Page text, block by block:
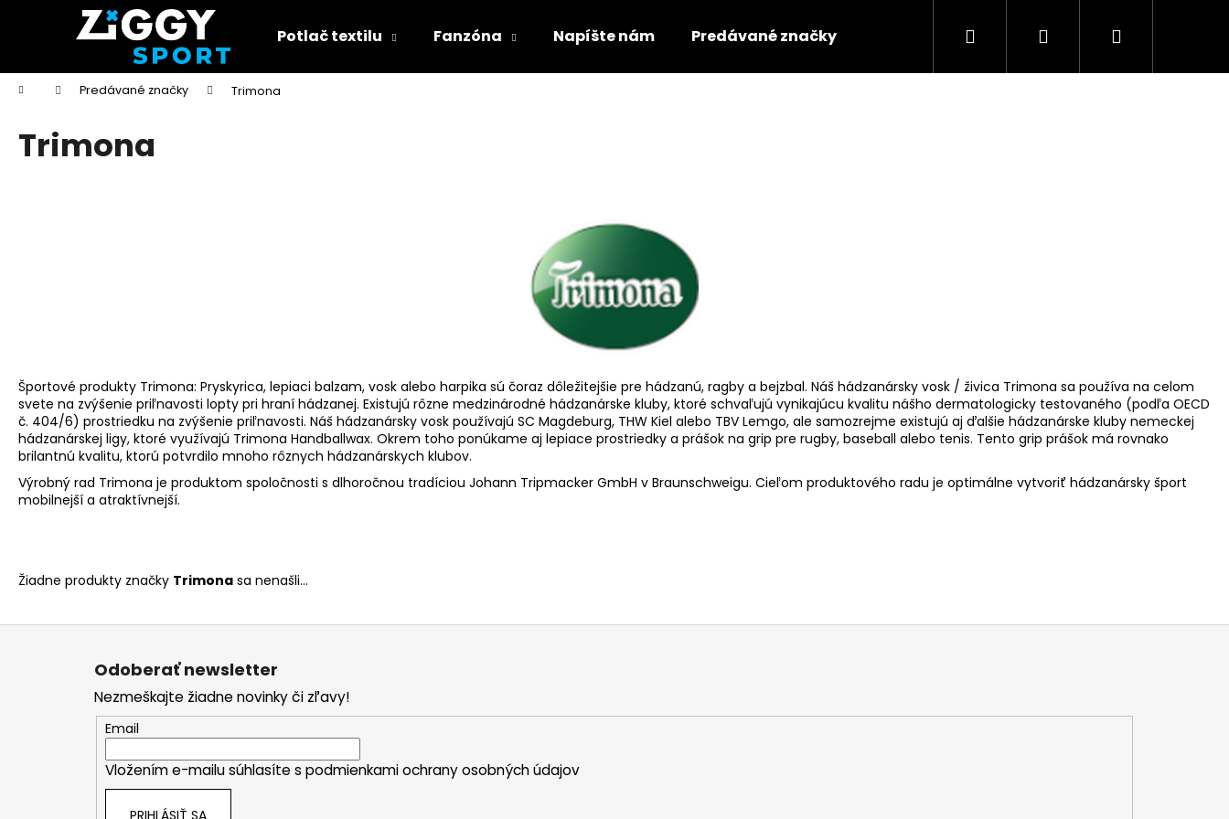
Potlač textilu Fanzóna Napíšte nám Predávané značky Obchodné podmienky Fotogaléria
Hľadať PrihlásenieNákupný
Domov Predávané značky Trimona
Trimona
Športové produkty Trimona: Pryskyrica, lepiaci balzam, vosk alebo harpika sú čoraz dôležitejšie pre hádzanú, ragby a bejzbal. Náš hádzanársky vosk / živica Trimona sa používa na celom
svete na zvýšenie priľnavosti lopty pri hraní hádzanej. Existujú rôzne medzinárodné hádzanárske kluby, ktoré schvaľujú vynikajúcu kvalitu nášho dermatologicky testovaného (podľa OECD
č. 404/6) prostriedku na zvýšenie priľnavosti. Náš hádzanársky vosk používajú SC Magdeburg, THW Kiel alebo TBV Lemgo, ale samozrejme existujú aj ďalšie hádzanárske kluby nemeckej
hádzanárskej ligy, ktoré využívajú Trimona Handballwax. Okrem toho ponúkame aj lepiace prostriedky a prášok na grip pre rugby, baseball alebo tenis. Tento grip prášok má rovnako
brilantnú kvalitu, ktorú potvrdilo mnoho rôznych hádzanárskych klubov.
Výrobný rad Trimona je produktom spoločnosti s dlhoročnou tradíciou Johann Tripmacker GmbH v Braunschweigu. Cieľom produktového radu je optimálne vytvoriť hádzanársky šport
mobilnejší a atraktívnejší.
Žiadne produkty značky Trimona sa nenašli...
í
Späť
do
obchodu
Späť
do
obchodu
Odporúčame
Z
Odoberať newsletter
Nezmeškajte žiadne novinky či zľavy!
Email
Vložením e-mailu súhlasíte s podmienkami ochrany osobných údajov